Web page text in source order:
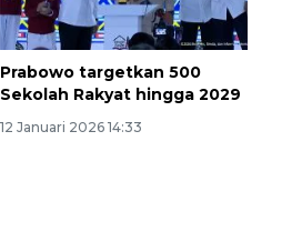
Prabowo targetkan 500
Sekolah Rakyat hingga 2029
12 Januari 2026 14:33
triwulan II-2026
persen